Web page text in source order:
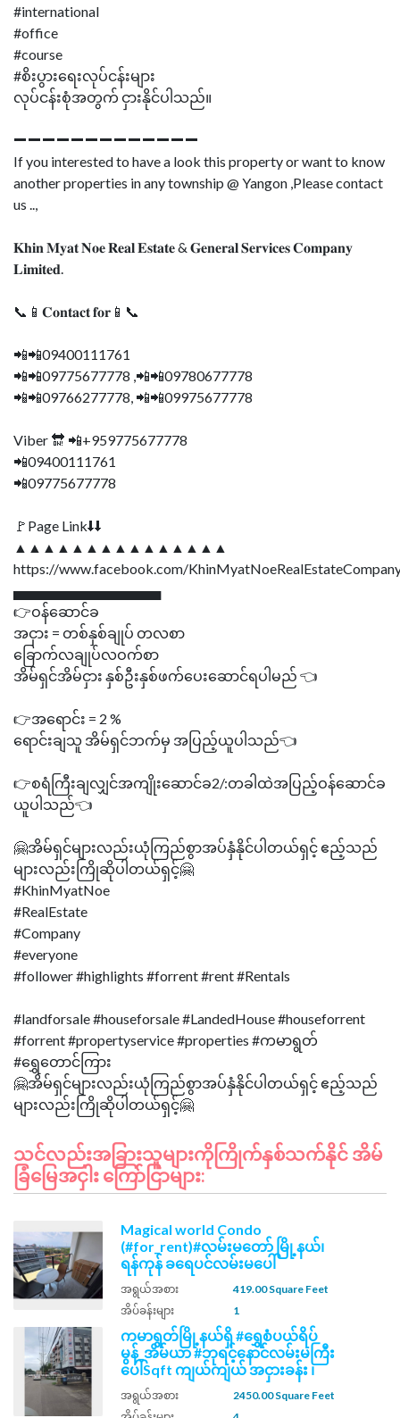
#international
#office
#course
#စိးပွားရေးလုပ်ငန်းများ
လုပ်ငန်းစုံအတွက် ငှားနိုင်ပါသည်။
➖➖➖➖➖➖➖➖➖➖➖➖➖
If you interested to have a look this property or want to know
another properties in any township @ Yangon ,Please contact
us ..,
𝐊𝐡𝐢𝐧 𝐌𝐲𝐚𝐭 𝐍𝐨𝐞 𝐑𝐞𝐚𝐥 𝐄𝐬𝐭𝐚𝐭𝐞 & 𝐆𝐞𝐧𝐞𝐫𝐚𝐥 𝐒𝐞𝐫𝐯𝐢𝐜𝐞𝐬 𝐂𝐨𝐦𝐩𝐚𝐧𝐲
𝐋𝐢𝐦𝐢𝐭𝐞𝐝.
📞📱𝐂𝐨𝐧𝐭𝐚𝐜𝐭 𝐟𝐨𝐫📱📞
📲📲09400111761
📲📲09775677778 ,📲📲09780677778
📲📲09766277778, 📲📲09975677778
Viber 🔛 📲+959775677778
📲09400111761
📲09775677778
🚩Page Link⬇⬇
▲▲▲▲▲▲▲▲▲▲▲▲▲▲▲
https://www.facebook.com/
▄▄▄▄▄▄▄▄▄▄▄▄▄▄▄
👉ဝန်ဆောင်ခ
အငှား = တစ်နှစ်ချုပ် တလစာ
ခြောက်လချုပ်လဝက်စာ
အိမ်ရှင်အိမ်ငှား နှစ်ဦးနှစ်ဖက်ပေးဆောင်ရပါမည် 👈
👉အရောင်း = 2 %
ရောင်းချသူ အိမ်ရှင်ဘက်မှ အပြည့်ယူပါသည်👈
👉စရံကြီးချလျှင်အကျိုးဆောင်ခ2/:တခါထဲအပြည့်ဝန်ဆောင်ခ
ယူပါသည်👈
🤗အိမ်ရှင်များလည်းယုံကြည်စွာအပ်နှံနိုင်ပါတယ်ရှင့် ဧည့်သည်
များလည်းကြိုဆိုပါတယ်ရှင့်🤗
#KhinMyatNoe
#RealEstate
#Company
#everyone
#follower #highlights #forrent #rent #Rentals
#landforsale #houseforsale #LandedHouse #houseforrent
#forrent #propertyservice #properties #ကမာရွတ်
#ရွှေတောင်ကြား
🤗အိမ်ရှင်များလည်းယုံကြည်စွာအပ်နှံနိုင်ပါတယ်ရှင့် ဧည့်သည်
သင်လည်းအခြားသူများကိုကြိုက်နှစ်သက်နိုင် အိမ်
ခြံမြေအငှါး ကြော်ငြာများ:
Magical world Condo
(#for_rent)#လမ်းမတော် မြို့နယ်၊
ရန်ကုန် ခရေပင်လမ်းမပေါ်
အရွယ်အစား
419.00 Square Feet
အိပ်ခန်းများ
1
ကမာရွတ်မြို့နယ်ရှိ #ရွှေစံပယ်ရိပ်
မွန်_အိမ်ယာ #ဘုရင့်နောင်လမ်းမကြီး
ပေါ်Sqft ကျယ်ကျယ် အငှားခန်း ၊
အရွယ်အစား
2450.00 Square Feet